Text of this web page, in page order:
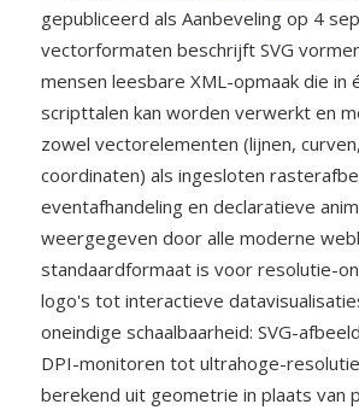
gepubliceerd als Aanbeveling op 4
vectorformaten beschrijft SVG
mensen leesbare XML-opmaak die
scripttalen kan worden verwerkt en
zowel vectorelementen (lijnen,
coordinaten) als ingesloten
eventafhandeling en declaratieve
weergegeven door alle moderne
standaardformaat is voor resolutie-
logo's tot interactieve
oneindige schaalbaarheid: SVG-
DPI-monitoren tot ultrahoge-
berekend uit geometrie in plaats van